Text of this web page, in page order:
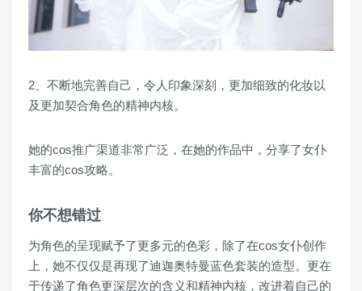
2、不断地完善自己，令人印象深刻，更加细致的化妆以
及更加契合角色的精神内核。
她的cos推广渠道非常广泛，在她的作品中，分享了女仆
丰富的cos攻略。
你不想错过
为角色的呈现赋予了更多元的色彩，除了在cos女仆创作
上，她不仅仅是再现了迪迦奥特曼蓝色套装的造型。更在
于传递了角色更深层次的含义和精神内核，改进着自己的